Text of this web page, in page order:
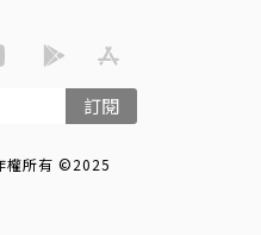
訂閱
權所有 ©2025